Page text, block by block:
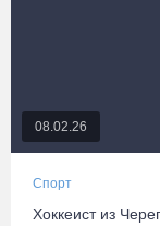
08.02.26
Спорт
Хоккеист из